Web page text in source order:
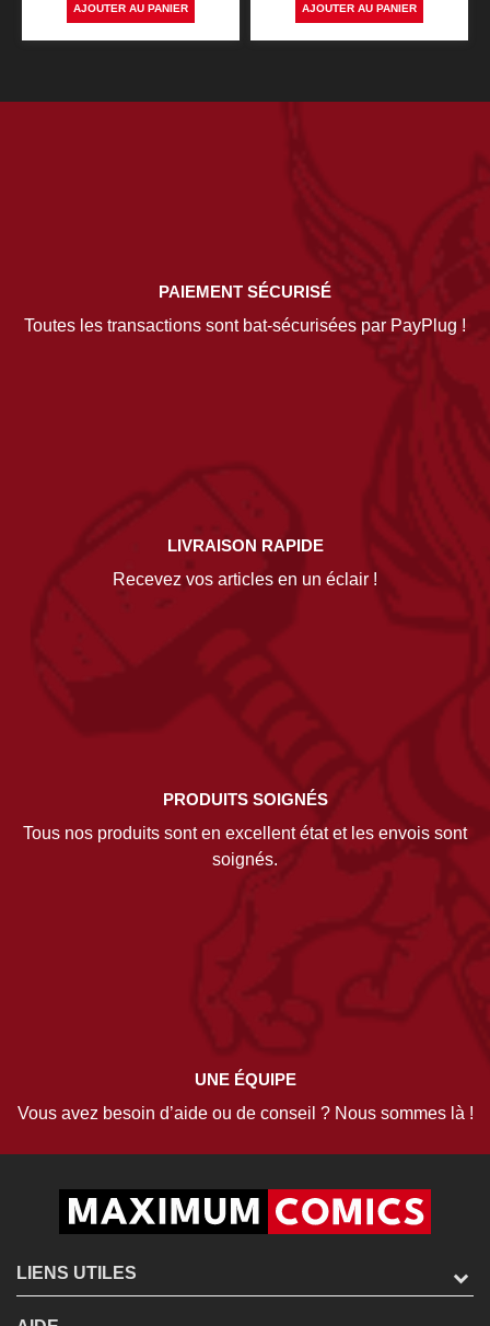
AJOUTER AU PANIER AJOUTER AU PANIER
PAIEMENT SÉCURISÉ
Toutes les transactions sont bat-sécurisées par PayPlug !
LIVRAISON RAPIDE
Recevez vos articles en un éclair !
PRODUITS SOIGNÉS
Tous nos produits sont en excellent état et les envois sont
soignés.
UNE ÉQUIPE
Vous avez besoin d’aide ou de conseil ? Nous sommes là !
LIENS UTILES